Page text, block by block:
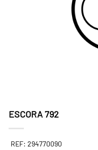
ESCORA 792
REF: 294770090